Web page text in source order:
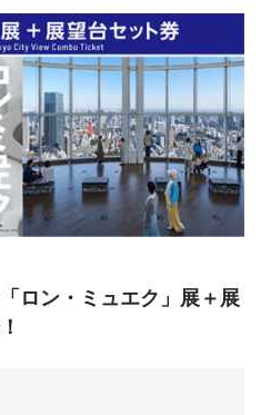
ロン・ミュエク」展＋展